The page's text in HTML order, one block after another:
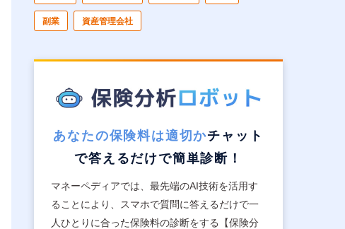
副業 資産管理会社
あなたの保険料は適切かチャット
で答えるだけで簡単診断！
マネーペディアでは、最先端のAI技術を活用す
ることにより、スマホで質問に答えるだけで一
人ひとりに合った保険料の診断をする【保険分